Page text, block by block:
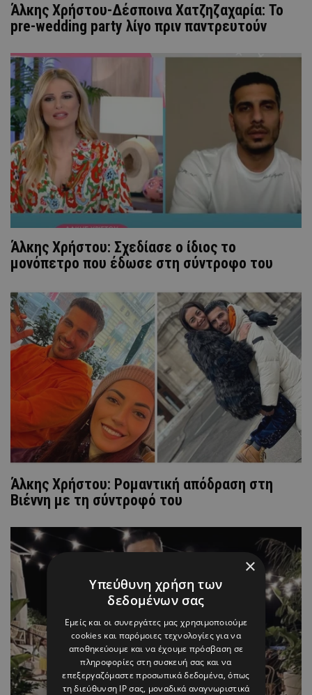
Άλκης Χρήστου-Δέσποινα Χατζηζαχαρία: Το
pre-wedding party λίγο πριν παντρευτούν
Άλκης Χρήστου: Σχεδίασε ο ίδιος το
μονόπετρο που έδωσε στη σύντροφο του
Άλκης Χρήστου: Ρομαντική απόδραση στη
Βιέννη με τη σύντροφό του
×
Υπεύθυνη χρήση των
δεδομένων σας
Εμείς και οι συνεργάτες μας χρησιμοποιούμε
cookies και παρόμοιες τεχνολογίες για να
αποθηκεύουμε και να έχουμε πρόσβαση σε
πληροφορίες στη συσκευή σας και να
επεξεργαζόμαστε προσωπικά δεδομένα, όπως
τη διεύθυνση IP σας, μοναδικά αναγνωριστικά